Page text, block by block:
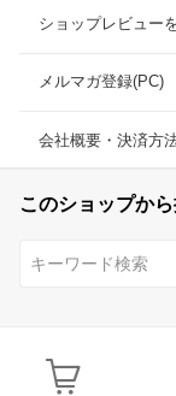
ショップレビュー
メルマガ登録(PC)
会社概要・決済方
このショップか